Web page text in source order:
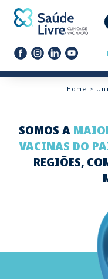
Home >
SOMOS A
VACINAS DO
REGIÕES,